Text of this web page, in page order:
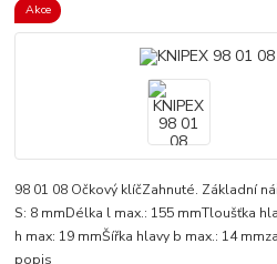
Akce
98 01 08 Očkový klíčZahnuté. Základní
S: 8 mmDélka l max.: 155 mmTloušťka
h max: 19 mmŠířka hlavy b max.: 14
popis